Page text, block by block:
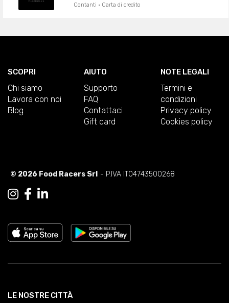
Contanti · Carta di credito
SCOPRI
Chi siamo
Lavora con noi
Blog
AIUTO
Supporto
FAQ
Contattaci
Gift card
NOTE LEGALI
Termini e
condizioni
Privacy policy
Cookies policy
© 2026 Food Racers Srl - P.IVA IT04743500268
LE NOSTRE CITTÀ